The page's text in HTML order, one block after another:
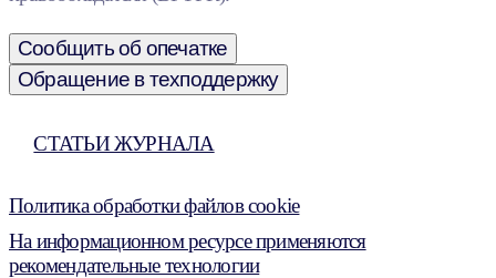
Сообщить об опечатке
Обращение в техподдержку
СТАТЬИ ЖУРНАЛА
Политика обработки файлов cookie
На информационном ресурсе применяются
рекомендательные технологии